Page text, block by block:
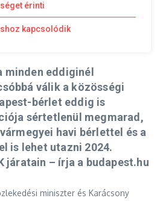
érinti
kapcsolódik
minden eddiginél
válik a közösségi
bérlet eddig is
sértetlenül megmarad,
havi bérlettel és a
is lehet utazni 2024.
járatain – írja a budapest.hu
miniszter és Karácsony